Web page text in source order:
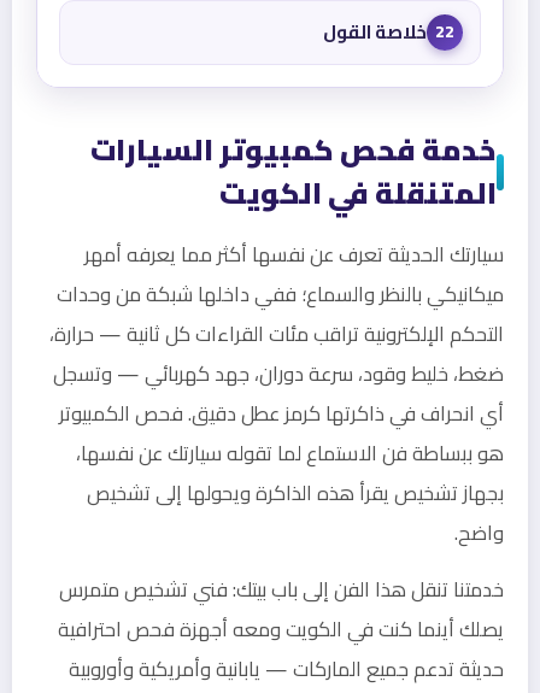
22 خلاصة القول
خدمة فحص كمبيوتر السيارات
المتنقلة في الكويت
سيارتك الحديثة تعرف عن نفسها أكثر مما يعرفه أمهر
ميكانيكي بالنظر والسماع؛ ففي داخلها شبكة من وحدات
التحكم الإلكترونية تراقب مئات القراءات كل ثانية — حرارة،
ضغط، خليط وقود، سرعة دوران، جهد كهربائي — وتسجل
أي انحراف في ذاكرتها كرمز عطل دقيق. فحص الكمبيوتر
هو ببساطة فن الاستماع لما تقوله سيارتك عن نفسها،
بجهاز تشخيص يقرأ هذه الذاكرة ويحولها إلى تشخيص
واضح.
خدمتنا تنقل هذا الفن إلى باب بيتك: فني تشخيص متمرس
يصلك أينما كنت في الكويت ومعه أجهزة فحص احترافية
حديثة تدعم جميع الماركات — يابانية وأمريكية وأوروبية